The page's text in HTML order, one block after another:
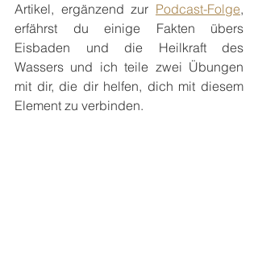
Artikel, ergänzend zur Podcast-Folge,
erfährst du einige Fakten übers
Eisbaden und die Heilkraft des
Wassers und ich teile zwei Übungen
mit dir, die dir helfen, dich mit diesem
Element zu verbinden.